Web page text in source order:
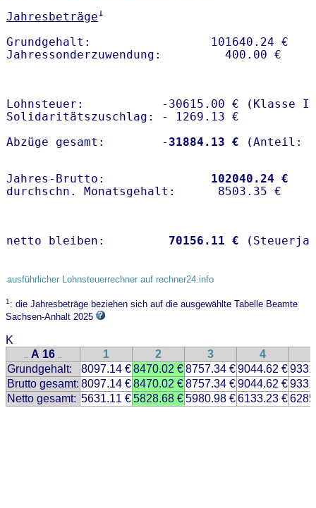
Jahresbeträge1
Grundgehalt:                 101640.24 €
Lohnsteuer:           -30615.00 € (Klasse I)
Solidaritätszuschlag: - 1269.13 €
Abzüge gesamt:        - 31884.13 €
Jahres-Brutto: 102040.24 €
netto bleiben: 70156.11 €
ausführlicher Lohnsteuerrechner auf rechner24.info
1: die Jahresbeträge beziehen sich auf die ausgewählte Tabelle Beamte
Sachsen-Anhalt 2025
K
.. A 16 .. 1 2 3 4
Grundgehalt:
8097.14 €8470.02 €8757.34 €9044.62 €
Brutto gesamt: 8097.14 €8470.02 €8757.34 €9044.62 €
Netto gesamt: 5631.11 €5828.68 €5980.98 €6133.23 €